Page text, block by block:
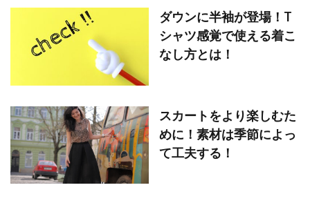
ダウンに半袖が登場！T
シャツ感覚で使える着こ
なし方とは！
スカートをより楽しむた
めに！素材は季節によっ
て工夫する！